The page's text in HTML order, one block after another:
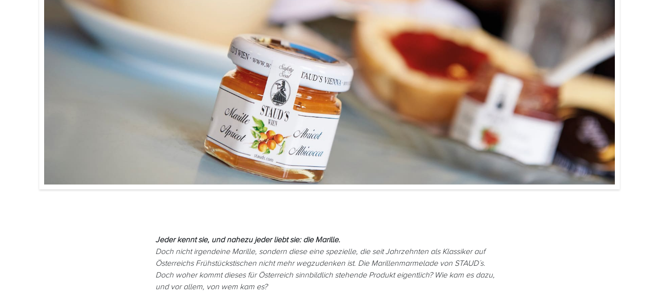
Jeder kennt sie, und nahezu jeder liebt sie: die Marille.
Doch nicht irgendeine Marille, sondern diese eine spezielle, die seit Jahrzehnten als Klassiker auf
Österreichs Frühstückstischen nicht mehr wegzudenken ist. Die Marillenmarmelade von STAUD´s.
Doch woher kommt dieses für Österreich sinnbildlich stehende Produkt eigentlich? Wie kam es dazu,
und vor allem, von wem kam es?